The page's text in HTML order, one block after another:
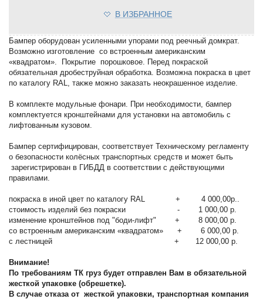
В ИЗБРАННОЕ
Бампер оборудован усиленными упорами под реечный домкрат.
Возможно изготовление со встроенным американским
«квадратом». Покрытие порошковое. Перед покраской
обязательная дробеструйная обработка. Возможна покраска в цвет
по каталогу RAL, также можно заказать неокрашенное изделие.
В комплекте модульные фонари. При необходимости, бампер
комплектуется кронштейнами для установки на автомобиль с
лифтованным кузовом.
Бампер сертифицирован, соответствует Техническому регламенту
о безопасности колёсных транспортных средств и может быть
зарегистрирован в ГИБДД в соответствии с действующими
правилами.
покраска в иной цвет по каталогу RAL + 4 000,00р..
стоимость изделий без покраски - 1 000,00 р.
изменение кронштейнов под "боди-лифт" + 8 000,00 р.
со встроенным американским «квадратом» + 6 000,00 р.
c лестницей + 12 000,00 р.
Внимание!
По требованиям ТК груз будет отправлен Вам в обязательной
жесткой упаковке (обрешетке).
В случае отказа от жесткой упаковки, транспортная компания